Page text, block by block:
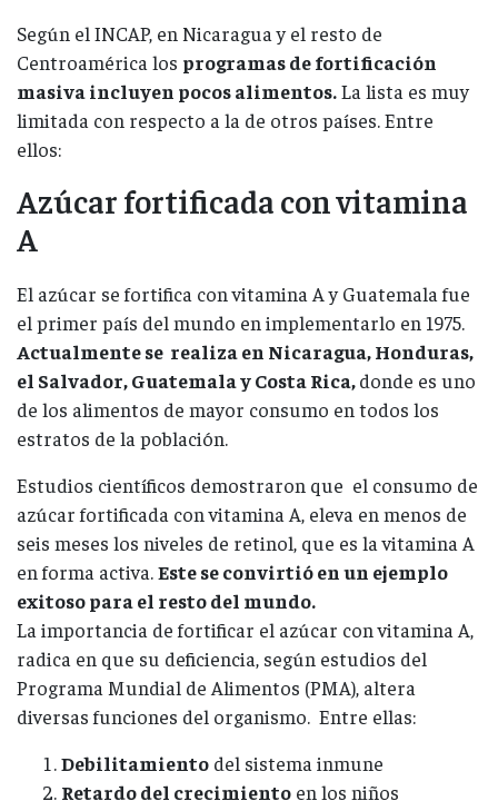
Según el INCAP, en Nicaragua y el resto de
Centroamérica los programas de fortificación
masiva incluyen pocos alimentos.La lista es muy
limitada con respecto a la de otros países. Entre
ellos:
Azúcar fortificada con vitamina
A
El azúcar se fortifica con vitamina A y Guatemala fue
el primer país del mundo en implementarlo en 1975.
Actualmente se realiza en Nicaragua, Honduras,
el Salvador, Guatemala y Costa Rica,donde es uno
de los alimentos de mayor consumo en todos los
estratos de la población.
Estudios científicos demostraron que el consumo de
azúcar fortificada con vitamina A, eleva en menos de
seis meses los niveles de retinol, que es la vitamina A
en forma activa.Este se convirtió en un ejemplo
exitoso para el resto del mundo.
La importancia de fortificar el azúcar con vitamina A,
radica en que su deficiencia, según estudios del
Programa Mundial de Alimentos (PMA), altera
diversas funciones del organismo. Entre ellas:
Debilitamiento del sistema inmune
Retardo del crecimiento en los niños